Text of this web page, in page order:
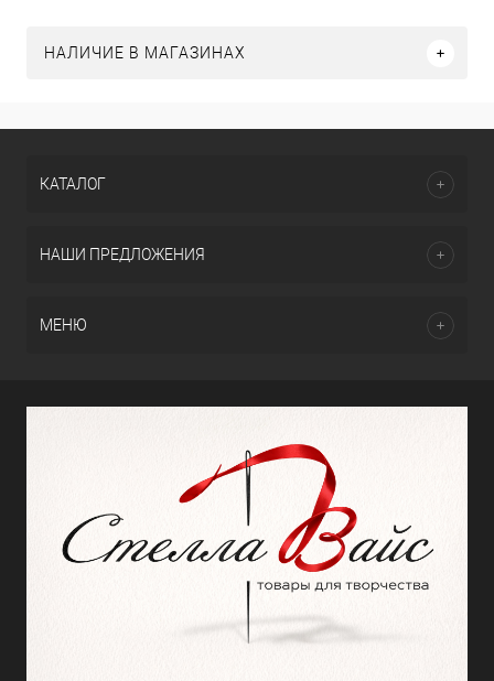
НАЛИЧИЕ В МАГАЗИНАХ
КАТАЛОГ
НАШИ ПРЕДЛОЖЕНИЯ
МЕНЮ